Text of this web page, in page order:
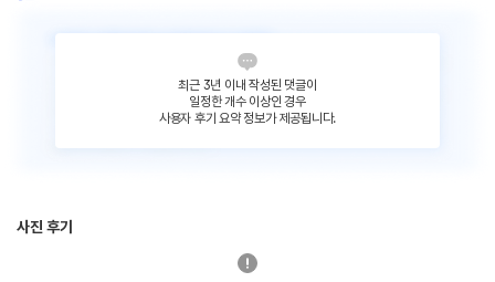
최근 3년 이내 작성된 댓글이
일정한 개수 이상인 경우
사용자 후기 요약 정보가 제공됩니다.
사진 후기